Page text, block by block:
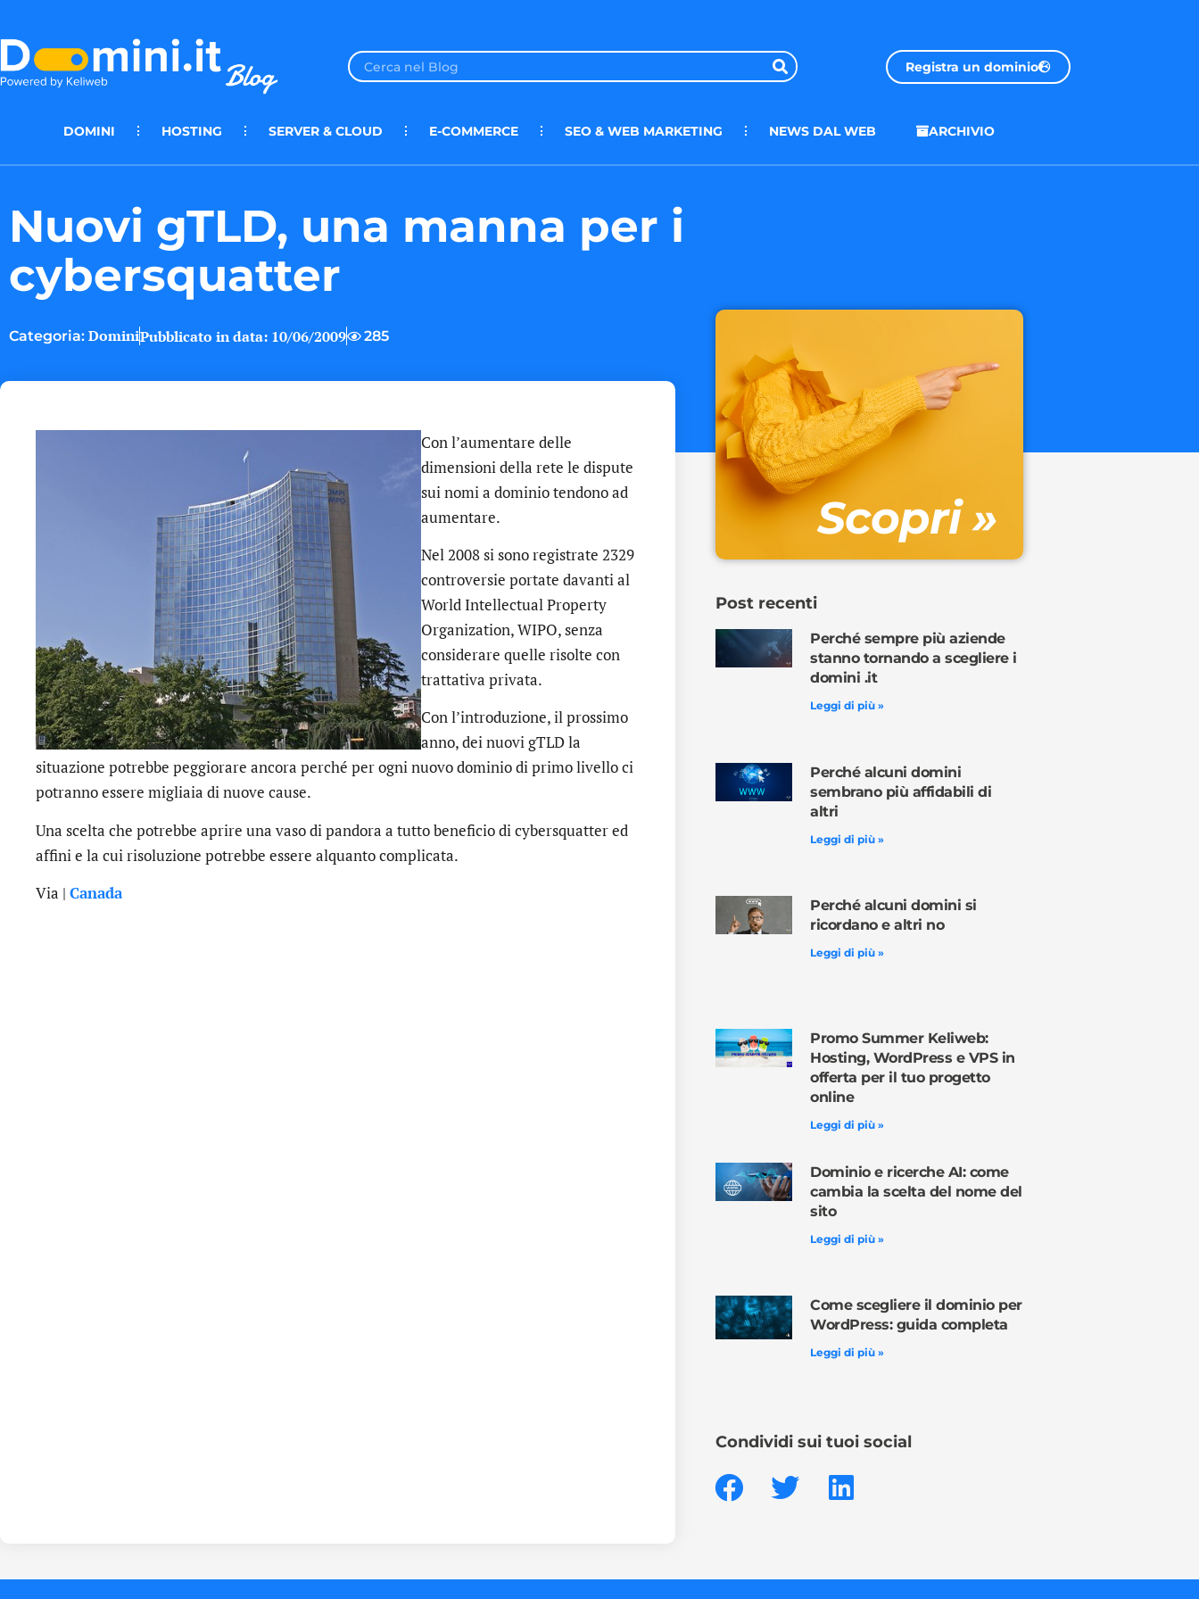
Registra un dominio
DOMINI HOSTING SERVER & CLOUD E-COMMERCE SEO & WEB MARKETING NEWS DAL WEB ARCHIVIO
Nuovi gTLD, una manna per i
cybersquatter
Categoria: DominiPubblicato in data: 10/06/2009 285
Con l’aumentare delle
dimensioni della rete le dispute
sui nomi a dominio tendono ad
aumentare.
Nel 2008 si sono registrate 2329
controversie portate davanti al
World Intellectual Property
Organization, WIPO, senza
considerare quelle risolte con
trattativa privata.
Con l’introduzione, il prossimo
anno, dei nuovi gTLD la
situazione potrebbe peggiorare ancora perché per ogni nuovo dominio di primo livello ci
potranno essere migliaia di nuove cause.
Una scelta che potrebbe aprire una vaso di pandora a tutto beneficio di cybersquatter ed
affini e la cui risoluzione potrebbe essere alquanto complicata.
Via | Canada
Scopri »
Post recenti
Perché sempre più aziende
stanno tornando a scegliere i
domini .it
Leggi di più »
Perché alcuni domini
sembrano più affidabili di
altri
Leggi di più »
Perché alcuni domini si
ricordano e altri no
Leggi di più »
Promo Summer Keliweb:
Hosting, WordPress e VPS in
offerta per il tuo progetto
online
Leggi di più »
Dominio e ricerche AI: come
cambia la scelta del nome del
sito
Leggi di più »
Come scegliere il dominio per
WordPress: guida completa
Leggi di più »
Condividi sui tuoi social